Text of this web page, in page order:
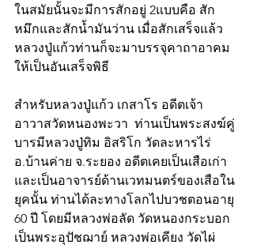
ในสมัยนั้นจะมีการสักอยู่ 2แบบคือ สัก
หมึกและสักน้ำมันว่าน เมื่อสักเสร็จแล้ว
หลวงปู่แก้วท่านก็จะมาบรรจุคาถาอาคม
ให้เป็นอันเสร็จพิธี
สำหรับหลวงปู่แก้ว เกสาโร อดีตเจ้า
อาวาสวัดหนองพะวา  ท่านเป็นพระสงฆ์คู่
บารมีหลวงปู่ทิม อิสริโก วัดละหารไร่
อ.บ้านค่าย จ.ระยอง อดีตเคยเป็นเสือเก่า
และเป็นอาจารย์ด้านเวทมนตร์ของเสือใน
ยุคนั้น ท่านได้ละทางโลกไปบวชตอนอายุ
60 ปี โดยมีหลวงพ่อลัด วัดหนองกระบอก
เป็นพระอุปัชฌาย์ หลวงพ่อเคียง วัดไผ่